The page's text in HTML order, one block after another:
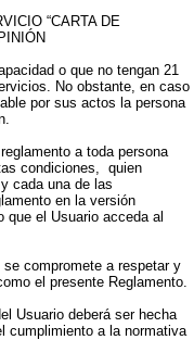
“CARTA DE
o que no tengan 21
No obstante, en caso
por sus actos la persona
a toda persona
condiciones, quien
cada una de las
en la versión
que el Usuario acceda al
compromete a respetar y
el presente Reglamento.
Usuario deberá ser hecha
cumplimiento a la normativa